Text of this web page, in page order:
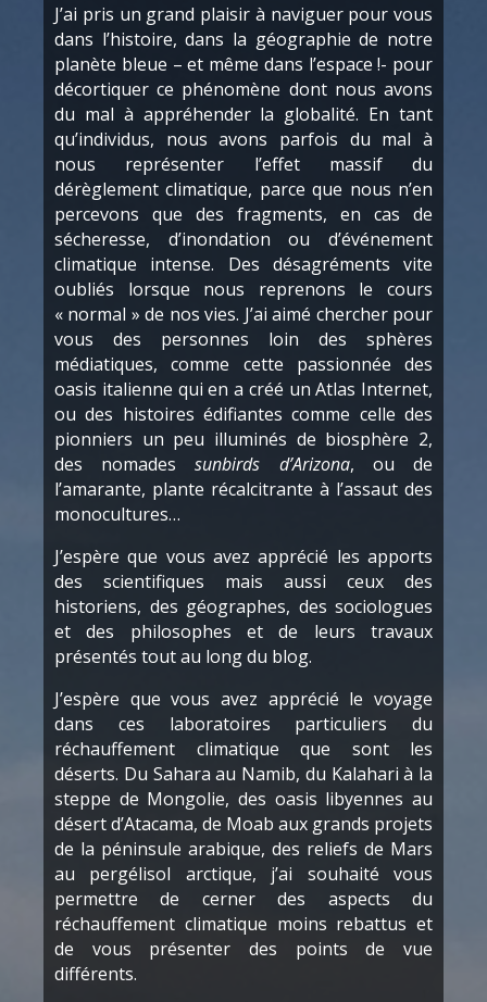
J’ai pris un grand plaisir à naviguer pour vous
dans l’histoire, dans la géographie de notre
planète bleue – et même dans l’espace !- pour
décortiquer ce phénomène dont nous avons
du mal à appréhender la globalité. En tant
qu’individus, nous avons parfois du mal à
nous représenter l’effet massif du
dérèglement climatique, parce que nous n’en
percevons que des fragments, en cas de
sécheresse, d’inondation ou d’événement
climatique intense. Des désagréments vite
oubliés lorsque nous reprenons le cours
« normal » de nos vies. J’ai aimé chercher pour
vous des personnes loin des sphères
médiatiques, comme cette passionnée des
oasis italienne qui en a créé un Atlas Internet,
ou des histoires édifiantes comme celle des
pionniers un peu illuminés de biosphère 2,
des nomadessunbirds d’Arizona, ou de
l’amarante, plante récalcitrante à l’assaut des
monocultures…
J’espère que vous avez apprécié les apports
des scientifiques mais aussi ceux des
historiens, des géographes, des sociologues
et des philosophes et de leurs travaux
présentés tout au long du blog.
J’espère que vous avez apprécié le voyage
dans ces laboratoires particuliers du
réchauffement climatique que sont les
déserts. Du Sahara au Namib, du Kalahari à la
steppe de Mongolie, des oasis libyennes au
désert d’Atacama, de Moab aux grands projets
de la péninsule arabique, des reliefs de Mars
au pergélisol arctique, j’ai souhaité vous
permettre de cerner des aspects du
réchauffement climatique moins rebattus et
de vous présenter des points de vue
différents.